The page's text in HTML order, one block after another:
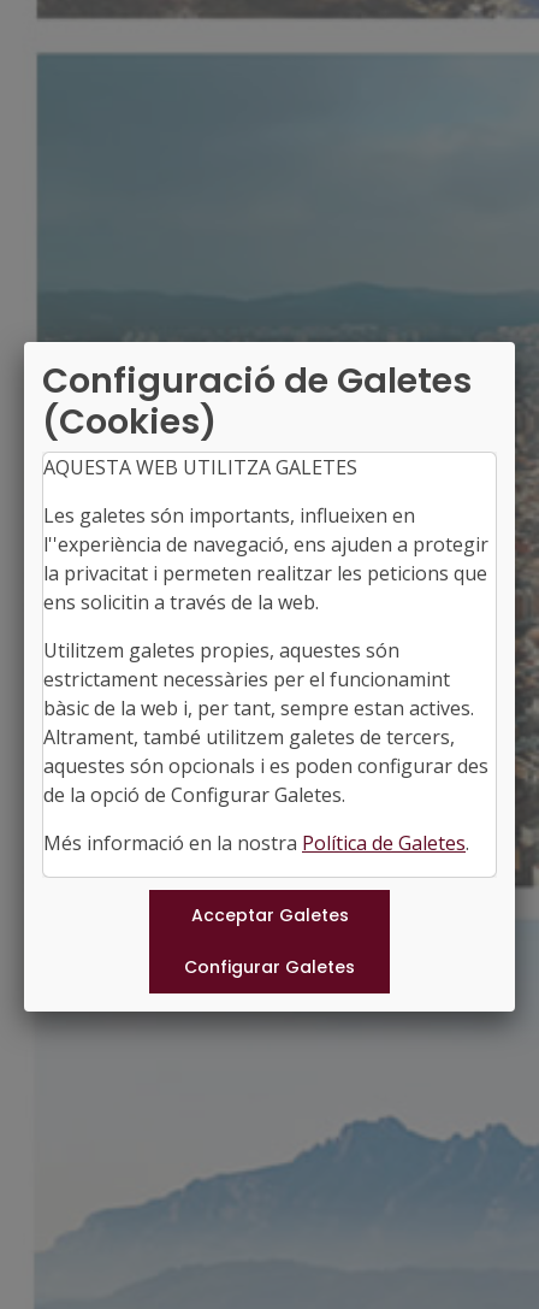
GIMENELLS I EL PLA DE LA FONT
Alcalde: Dante Pérez Berenguer
El Segrià, Lleida
Població: 1.069
Superfície: 55,52 km2
http://www.gimenells.cat
Municipis
Configuració de Galetes
(Cookies)
AQUESTA WEB UTILITZA GALETES
Les galetes són importants, influeixen en
l''experiència de navegació, ens ajuden a protegir
la privacitat i permeten realitzar les peticions que
ens solicitin a través de la web.
Utilitzem galetes propies, aquestes són
estrictament necessàries per el funcionamint
bàsic de la web i, per tant, sempre estan actives.
Altrament, també utilitzem galetes de tercers,
aquestes són opcionals i es poden configurar des
de la opció de Configurar Galetes.
Més informació en la nostra Política de Galetes.